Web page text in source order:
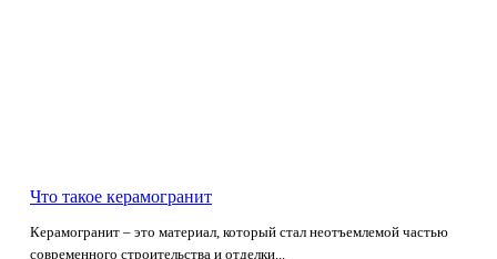
Что такое керамогранит
Керамогранит – это материал, который стал неотъемлемой частью
современного строительства и отделки...